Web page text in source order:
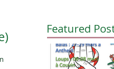
Featured